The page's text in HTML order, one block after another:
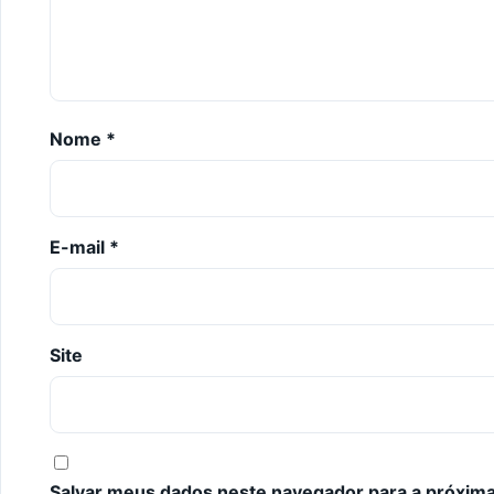
Nome *
E-mail *
Site